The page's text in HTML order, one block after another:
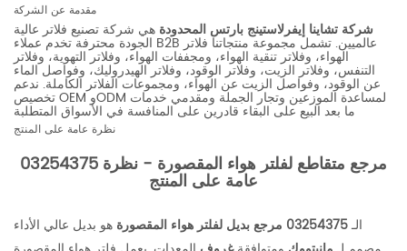
مقدمة عن الشركة
شركة تشاينا إيفرلاستينج بارتس المحدودة هي شركة تصنيع فلاتر عالية
الجودة محترفة تخدم عملاء B2B عالميين. تشمل مجموعة منتجاتنا فلاتر
الهواء، وفلاتر تنقية الهواء، ومجففات الهواء، وفلاتر التهوية، وفلاتر
التنفس، وفلاتر الزيت، وفلاتر الوقود، وفلاتر الهيدروليك، وفواصل الماء
عن الوقود، وفواصل الزيت عن الهواء، ومجموعات الفلاتر الكاملة. ندعم
تخصيص OEM وODM لمساعدة الموزعين وتجار الجملة ومقدمي خدمات
ما بعد البيع على البقاء قادرين على المنافسة في الأسواق المتطلبة
نظرة عامة على المنتج
03254375 مرجع متقاطع لفلتر هواء المقصورة - نظرة
عامة على المنتج
الـ03254375 مرجع بديل لفلتر هواء المقصورة
هو بديل عالي الأداء